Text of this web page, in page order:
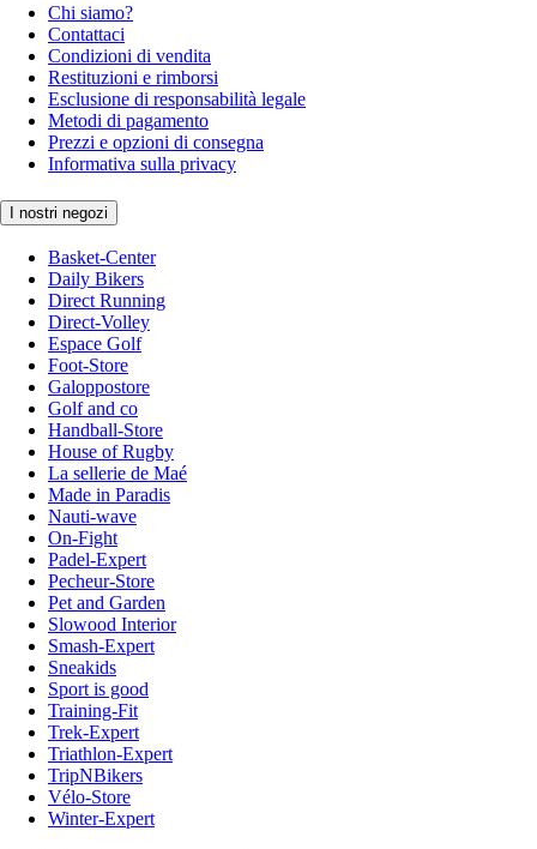
Chi siamo?
Contattaci
Condizioni di vendita
Restituzioni e rimborsi
Esclusione di responsabilità legale
Metodi di pagamento
Prezzi e opzioni di consegna
Informativa sulla privacy
I nostri negozi
Basket-Center
Daily Bikers
Direct Running
Direct-Volley
Espace Golf
Foot-Store
Galoppostore
Golf and co
Handball-Store
House of Rugby
La sellerie de Maé
Made in Paradis
Nauti-wave
On-Fight
Padel-Expert
Pecheur-Store
Pet and Garden
Slowood Interior
Smash-Expert
Sneakids
Sport is good
Training-Fit
Trek-Expert
Triathlon-Expert
TripNBikers
Vélo-Store
Winter-Expert